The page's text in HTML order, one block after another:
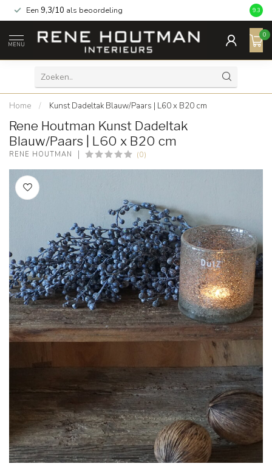
Een 9,3/10 als beoordeling 9.3
MENU
0
Home / Kunst Dadeltak Blauw/Paars | L60 x B20 cm
Rene Houtman Kunst Dadeltak
Blauw/Paars | L60 x B20 cm
RENE HOUTMAN (0)